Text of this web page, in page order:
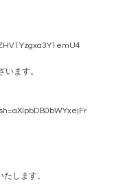
ます。
します。